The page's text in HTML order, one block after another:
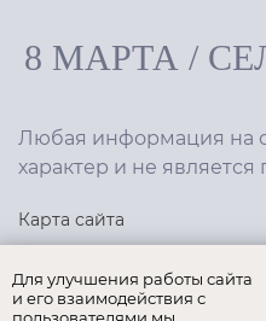
8 МАРТА /
Любая информация на
характер и не
Карта сайта
Для улучшения работы сайта
и его взаимодействия с